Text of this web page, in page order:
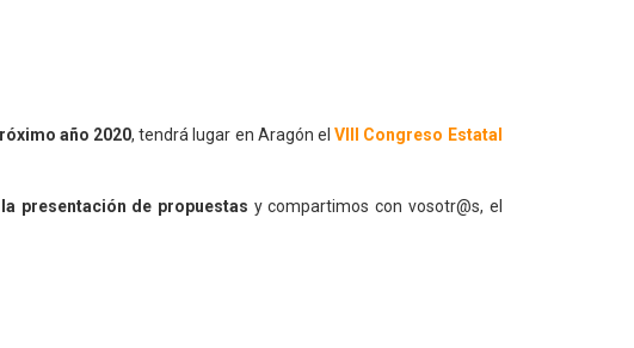
año 2020, tendrá lugar en Aragón el VIII Congreso Estatal
presentación de propuestas y compartimos con vosotr@s, el